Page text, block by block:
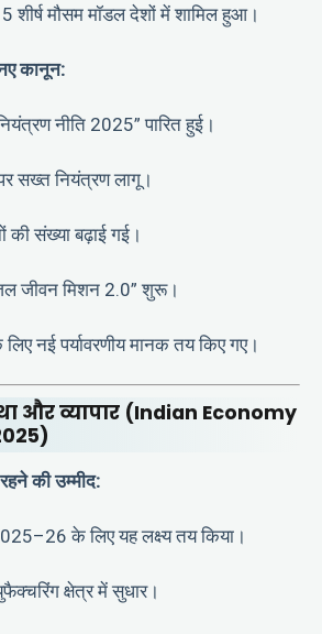
शीर्ष मौसम मॉडल देशों में शामिल हुआ।
कानून:
नीति 2025” पारित हुई।
सख्त नियंत्रण लागू।
की संख्या बढ़ाई गई।
जीवन मिशन 2.0” शुरू।
लिए नई पर्यावरणीय मानक तय किए गए।
और व्यापार (Indian Economy
की उम्मीद:
के लिए यह लक्ष्य तय किया।
क्षेत्र में सुधार।